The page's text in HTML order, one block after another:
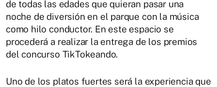
de todas las edades que quieran pasar una
noche de diversión en el parque con la música
como hilo conductor. En este espacio se
procederá a realizar la entrega de los premios
del concurso TikTokeando.
Uno de los platos fuertes será la experiencia que